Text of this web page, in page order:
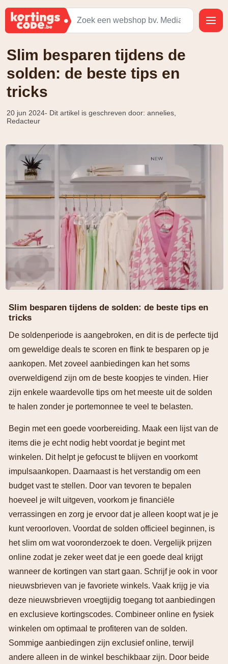
Slim besparen tijdens de
solden: de beste tips en
tricks
20 jun 2024- Dit artikel is geschreven door: annelies,
Redacteur
Slim besparen tijdens de solden: de beste tips en
tricks
De soldenperiode is aangebroken, en dit is de perfecte tijd
om geweldige deals te scoren en flink te besparen op je
aankopen. Met zoveel aanbiedingen kan het soms
overweldigend zijn om de beste koopjes te vinden. Hier
zijn enkele waardevolle tips om het meeste uit de solden
te halen zonder je portemonnee te veel te belasten.
Begin met een goede voorbereiding. Maak een lijst van de
items die je echt nodig hebt voordat je begint met
winkelen. Dit helpt je gefocust te blijven en voorkomt
impulsaankopen. Daarnaast is het verstandig om een
budget vast te stellen. Door van tevoren te bepalen
hoeveel je wilt uitgeven, voorkom je financiële
verrassingen en zorg je ervoor dat je alleen koopt wat je je
kunt veroorloven. Voordat de solden officieel beginnen, is
het slim om wat vooronderzoek te doen. Vergelijk prijzen
online zodat je zeker weet dat je een goede deal krijgt
wanneer de kortingen van start gaan. Schrijf je ook in voor
nieuwsbrieven van je favoriete winkels. Vaak krijg je via
deze nieuwsbrieven vroegtijdig toegang tot aanbiedingen
en exclusieve kortingscodes. Combineer online en fysiek
winkelen om optimaal te profiteren van de solden.
Sommige aanbiedingen zijn exclusief online, terwijl
andere alleen in de winkel beschikbaar zijn. Door beide